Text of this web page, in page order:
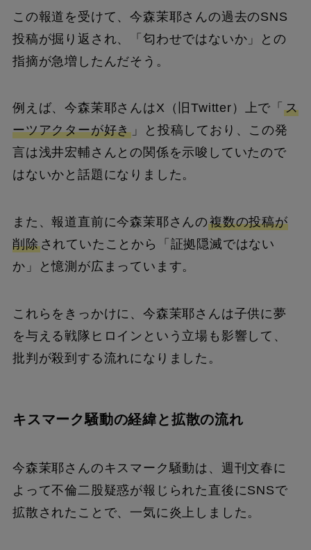
この報道を受けて、今森茉耶さんの過去のSNS
投稿が掘り返され、「匂わせではないか」との
指摘が急増したんだそう。
例えば、今森茉耶さんはX（旧Twitter）上で「ス
ーツアクターが好き 」と投稿しており、この発
言は浅井宏輔さんとの関係を示唆していたので
はないかと話題になりました。
また、報道直前に今森茉耶さんの複数の投稿が
削除されていたことから「証拠隠滅ではない
か」と憶測が広まっています。
これらをきっかけに、今森茉耶さんは子供に夢
を与える戦隊ヒロインという立場も影響して、
批判が殺到する流れになりました。
キスマーク騒動の経緯と拡散の流れ
今森茉耶さんのキスマーク騒動は、週刊文春に
よって不倫二股疑惑が報じられた直後にSNSで
拡散されたことで、一気に炎上しました。